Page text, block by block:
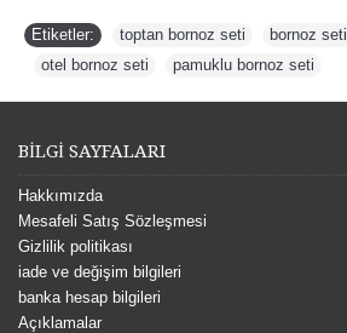
Etiketler: toptan bornoz seti bornoz seti
otel bornoz seti pamuklu bornoz seti
BİLGİ SAYFALARI
Hakkımızda
Mesafeli Satış Sözleşmesi
Gizlilik politikası
iade ve değişim bilgileri
banka hesap bilgileri
Açıklamalar